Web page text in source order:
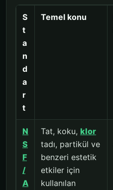
S
t
a
n
d
a
r
t
Temel konu
N
S
F
/
A
Tat, koku, klor
tadı, partikül ve
benzeri estetik
etkiler için
kullanılan